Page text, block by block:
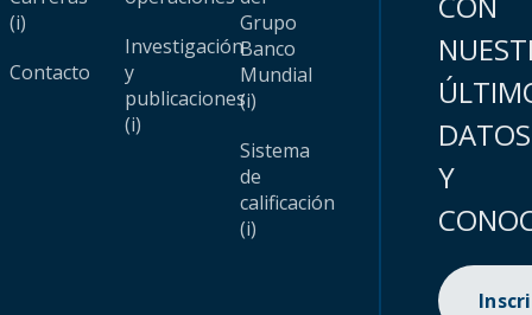
(i)
Contacto
Investigación
y
publicaciones
(i)
Grupo
Banco
Mundial
(i)
Sistema
de
calificación
(i)
DATOS
Y